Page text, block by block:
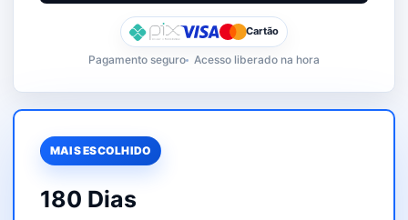
Cartão
Pagamento seguro Acesso liberado na hora
MAIS ESCOLHIDO
180 Dias